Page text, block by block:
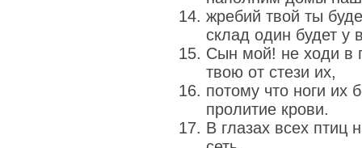
жребий твой ты
склад один будет у
Сын мой! не ходи в
твою от стези их,
потому что ноги их
пролитие крови.
В глазах всех птиц